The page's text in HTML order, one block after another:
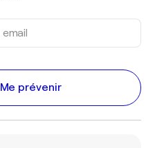
Me prévenir